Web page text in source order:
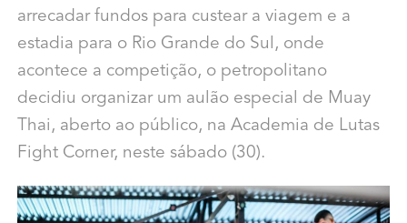
arrecadar fundos para custear a viagem e a
estadia para o Rio Grande do Sul, onde
acontece a competição, o petropolitano
decidiu organizar um aulão especial de Muay
Thai, aberto ao público, na Academia de Lutas
Fight Corner, neste sábado (30).